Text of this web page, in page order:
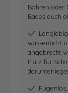
Bohren oder
Bades auch
wasserdicht
angebracht
Platz für